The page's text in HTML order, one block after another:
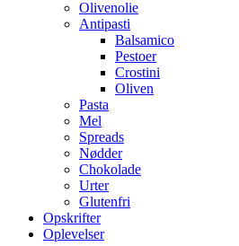
Olivenolie
Antipasti
Balsamico
Pestoer
Crostini
Oliven
Pasta
Mel
Spreads
Nødder
Chokolade
Urter
Glutenfri
Opskrifter
Oplevelser